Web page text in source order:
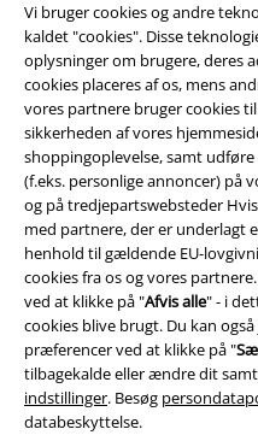
Vi bruger cookies og andre
kaldet "cookies". Disse
oplysninger om brugere, deres
cookies placeres af os, mens
vores partnere bruger cookies
sikkerheden af ​​vores
shoppingoplevelse, samt
(f.eks. personlige annoncer) på
og på tredjepartswebsteder
med partnere, der er underlagt
henhold til gældende EU-
cookies fra os og vores
ved at klikke på "Afvis alle" - i
cookies blive brugt. Du kan
præferencer ved at klikke på "
tilbagekalde eller ændre dit
indstillinger. Besøg
databeskyttelse.
Salgs-, medlems- &
Om EMP Danmark
Persondatapolitik
Bortskaffelse af affald og
Overensstemmelseserklæring
Oplysninger om tilgængelighed
Cokie indstillinger
Bekræft annullering